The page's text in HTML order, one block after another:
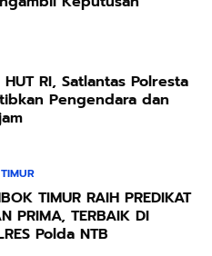
RI, Satlantas Polresta
Pengendara dan
TIMUR RAIH PREDIKAT
PRIMA, TERBAIK DI
Polda NTB